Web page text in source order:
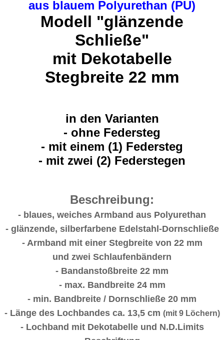
aus blauem Polyurethan (PU)
Modell "glänzende
Schließe"
mit Dekotabelle
Stegbreite 22 mm
in den Varianten
- ohne Federsteg
- mit einem (1) Federsteg
- mit zwei (2) Federstegen
Beschreibung:
- blaues, weiches Armband aus Polyurethan
- glänzende, silberfarbene Edelstahl-Dornschließe
- Armband mit einer Stegbreite von 22 mm
und zwei Schlaufenbändern
- Bandanstoßbreite 22 mm
- max. Bandbreite 24 mm
- min. Bandbreite / Dornschließe 20 mm
- Länge des Lochbandes ca. 13,5 cm (mit 9 Löchern)
- Lochband mit Dekotabelle und N.D.Limits